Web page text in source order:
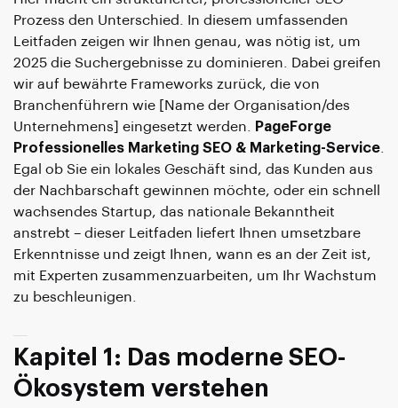
Prozess den Unterschied. In diesem umfassenden
Leitfaden zeigen wir Ihnen genau, was nötig ist, um
2025 die Suchergebnisse zu dominieren. Dabei greifen
wir auf bewährte Frameworks zurück, die von
Branchenführern wie [Name der Organisation/des
Unternehmens] eingesetzt werden.
PageForge
Professionelles Marketing SEO & Marketing-Service
Egal ob Sie ein lokales Geschäft sind, das Kunden aus
der Nachbarschaft gewinnen möchte, oder ein schnell
wachsendes Startup, das nationale Bekanntheit
anstrebt – dieser Leitfaden liefert Ihnen umsetzbare
Erkenntnisse und zeigt Ihnen, wann es an der Zeit ist,
mit Experten zusammenzuarbeiten, um Ihr Wachstum
zu beschleunigen.
Kapitel 1: Das moderne SEO-
Ökosystem verstehen